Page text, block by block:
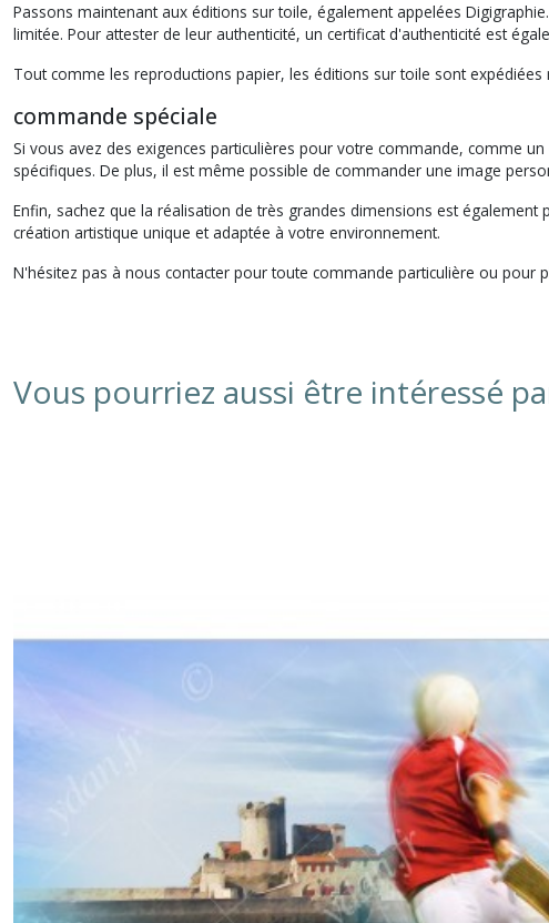
Passons maintenant aux éditions sur toile, également appelées
limitée. Pour attester de leur authenticité, un certificat d'authenticité est
Tout comme les reproductions papier, les éditions sur toile sont
commande spéciale
Si vous avez des exigences particulières pour votre commande, comme
spécifiques. De plus, il est même possible de commander une image
Enfin, sachez que la réalisation de très grandes dimensions est
création artistique unique et adaptée à votre environnement.
N'hésitez pas à nous contacter pour toute commande particulière ou
Vous pourriez aussi être intéressé